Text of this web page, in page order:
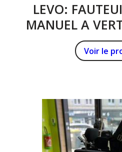
LEVO:
MANUEL A
Voir le